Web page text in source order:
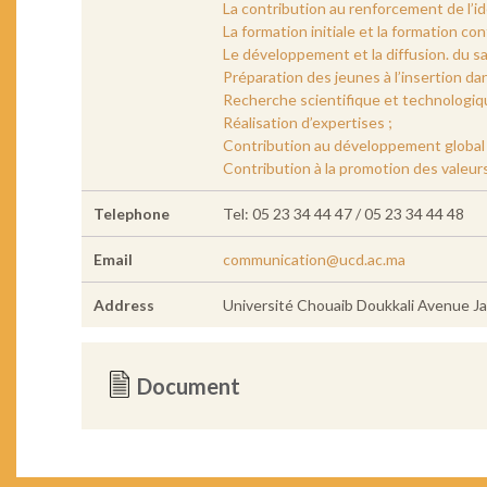
La contribution au renforcement de
La formation initiale et la formation
Le développement et la diffusion. du
Préparation des jeunes à l’insertion
Recherche scientifique et
Réalisation d’expertises ;
Contribution au développement global
Contribution à la promotion des
Telephone Tel: 05 23 34 44 47 / 05 23 34 44 48
Email communication@ucd.ac.ma
Address Université Chouaib Doukkali Avenue
Document